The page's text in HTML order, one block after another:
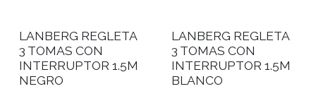
LANBERG REGLETA
3 TOMAS CON
INTERRUPTOR 1.5M
NEGRO
LANBERG REGLETA
3 TOMAS CON
INTERRUPTOR 1.5M
BLANCO